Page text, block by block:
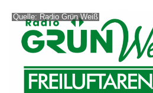
Quelle: Radio Grün Weiß